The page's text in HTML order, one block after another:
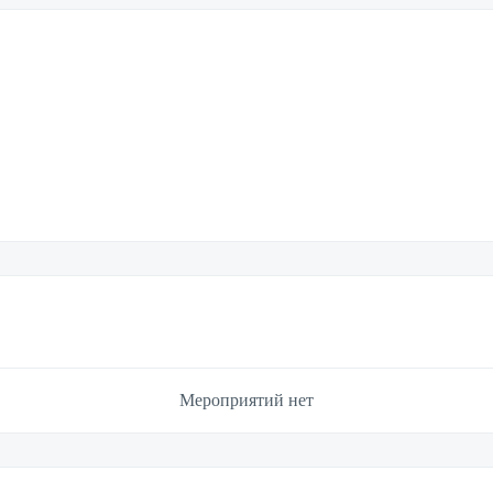
Мероприятий нет